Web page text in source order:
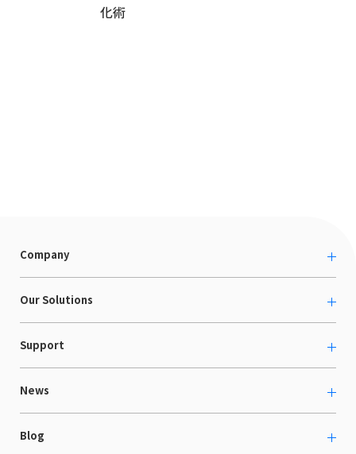
化術
Company
About us
カルチャー
採用情報
Our Solutions
越境ECコンサルティング
Shopee支援
LaunchCart
海外向けホームページ制作
Support
お役立ち資料
セミナー情報
News
プレスリリース
Blog